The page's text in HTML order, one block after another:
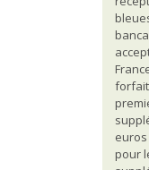
pour